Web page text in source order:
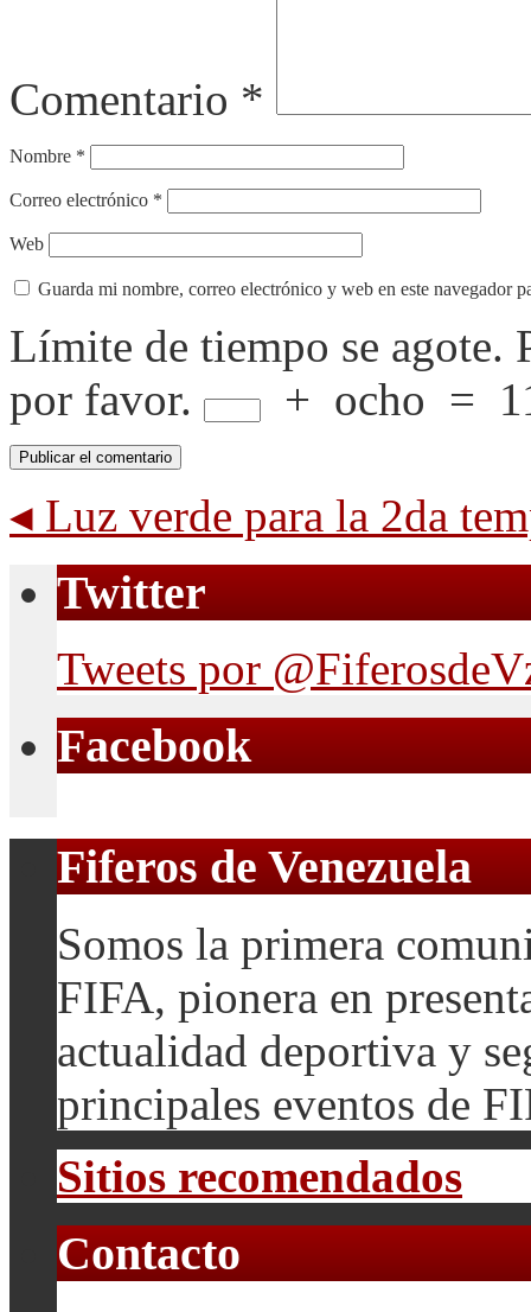
Comentario *
Nombre *
Correo electrónico *
Web
Guarda mi nombre, correo electrónico y web en este navegador
Límite de tiempo se agote.
por favor.
+ ocho =
◂ Luz verde para la 2da
Twitter
Tweets por
Facebook
Fiferos de Venezuela
Somos la primera
FIFA, pionera en
actualidad deportiva y
principales eventos de
Sitios recomendados
Contacto